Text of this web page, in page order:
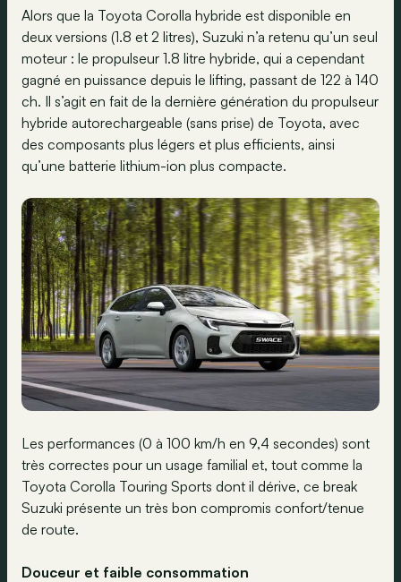
Alors que la Toyota Corolla hybride est disponible en
deux versions (1.8 et 2 litres), Suzuki n’a retenu qu’un seul
moteur : le propulseur 1.8 litre hybride, qui a cependant
gagné en puissance depuis le lifting, passant de 122 à 140
ch. Il s’agit en fait de la dernière génération du propulseur
hybride autorechargeable (sans prise) de Toyota, avec
des composants plus légers et plus efficients, ainsi
qu’une batterie lithium-ion plus compacte.
Les performances (0 à 100 km/h en 9,4 secondes) sont
très correctes pour un usage familial et, tout comme la
Toyota Corolla Touring Sports dont il dérive, ce break
Suzuki présente un très bon compromis confort/tenue
de route.
Douceur et faible consommation